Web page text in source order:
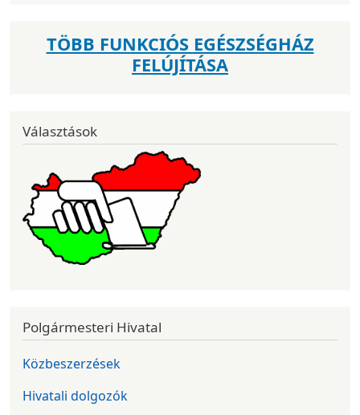
TÖBB FUNKCIÓS EGÉSZSÉGHÁZ
FELÚJÍTÁSA
Választások
Polgármesteri Hivatal
Közbeszerzések
Hivatali dolgozók